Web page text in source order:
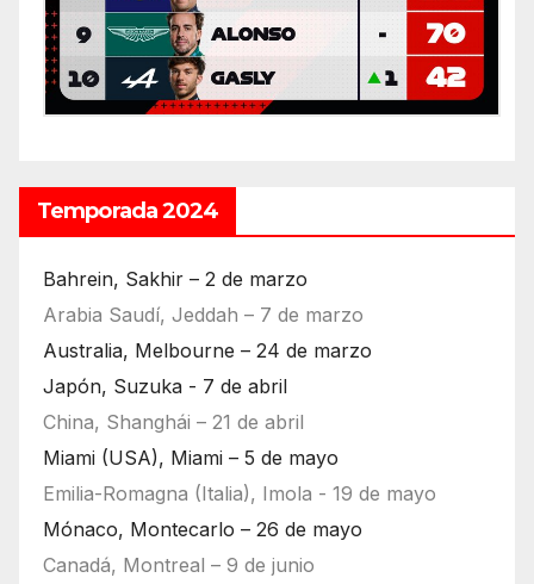
Temporada 2024
Bahrein, Sakhir – 2 de marzo
Arabia Saudí, Jeddah – 7 de marzo
Australia, Melbourne – 24 de marzo
Japón, Suzuka - 7 de abril
China, Shanghái – 21 de abril
Miami (USA), Miami – 5 de mayo
Emilia-Romagna (Italia), Imola - 19 de mayo
Mónaco, Montecarlo – 26 de mayo
Canadá, Montreal – 9 de junio